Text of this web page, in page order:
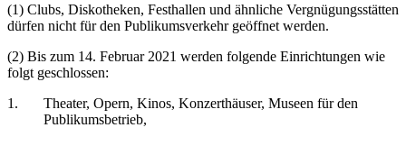
(1) Clubs, Diskotheken, Festhallen und ähnliche Vergnügungsstätten
dürfen nicht für den Publikumsverkehr geöffnet werden.
(2) Bis zum 14. Februar 2021 werden folgende Einrichtungen wie
folgt geschlossen:
1.
Theater, Opern, Kinos, Konzerthäuser, Museen für den
Publikumsbetrieb,